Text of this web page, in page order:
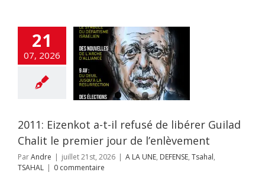
21
07, 2026
a-t-il
de libérer
Chalit le
jour de
2011: Eizenkot a-t-il refusé de libérer Guilad
Chalit le premier jour de l’enlèvement
ParAndre | juillet 21st, 2026 | A LA UNE, DEFENSE, Tsahal,
TSAHAL | 0 commentaire